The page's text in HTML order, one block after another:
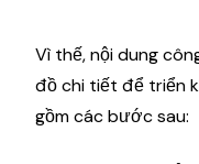
Vì thế, nội dung
đồ chi tiết để triển
gồm các bước sau: